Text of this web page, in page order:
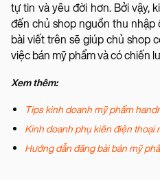
tự tin và yêu đời hơn. Bởi vậy,
đến chủ shop nguồn thu nhập
bài viết trên sẽ giúp chủ shop
việc bán mỹ phẩm và có chiến
Xem thêm:
Tips kinh doanh mỹ phẩm
Kinh doanh phụ kiên điện thoại
Hướng dẫn đăng bài bán mỹ